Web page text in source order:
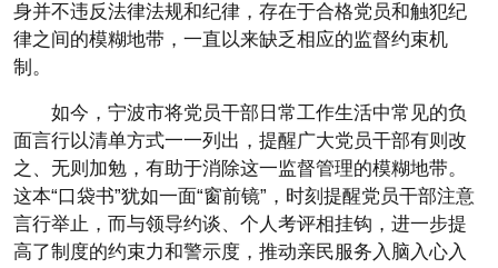
身并不违反法律法规和纪律，存在于合格党员和触犯纪
律之间的模糊地带，一直以来缺乏相应的监督约束机
制。
如今，宁波市将党员干部日常工作生活中常见的负
面言行以清单方式一一列出，提醒广大党员干部有则改
之、无则加勉，有助于消除这一监督管理的模糊地带。
这本“口袋书”犹如一面“窗前镜”，时刻提醒党员干部注意
言行举止，而与领导约谈、个人考评相挂钩，进一步提
高了制度的约束力和警示度，推动亲民服务入脑入心入